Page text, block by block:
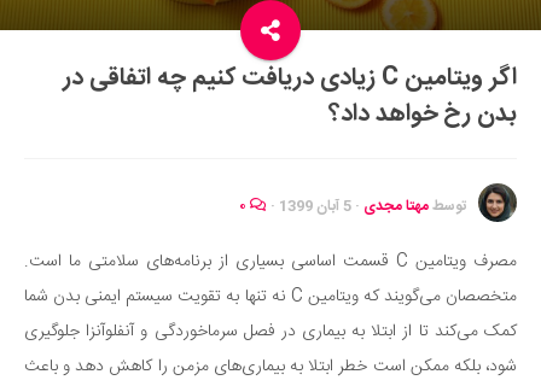
سفر و گردشگری
ایران گردی
جهان گردی
موفقیت و مهارت‌های فردی
تغذیه سالم
بهداشت
بیماری و درمان
اگر ویتامین C زیادی دریافت کنیم چه اتفاقی در
بدن رخ خواهد داد؟
توسطمهتا مجدی · 5 آبان 1399 ·
مصرف ویتامین C قسمت اساسی بسیاری از برنامه‌های سلامتی ما است.
متخصصان می‌گویند که ویتامین C نه تنها به تقویت سیستم ایمنی بدن شما
کمک می‌کند تا از ابتلا به بیماری در فصل سرماخوردگی و آنفلوآنزا جلوگیری
شود، بلکه ممکن است خطر ابتلا به بیماری‌های مزمن را کاهش دهد و باعث